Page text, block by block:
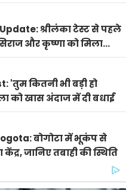
श्रीलंका टेस्ट से पहले
और कृष्णा को मिला
'तुम कितनी भी बड़ी हो
को खास अंदाज में दी बधाई
बोगोटा में भूकंप से
केंद्र, जानिए तबाही की स्थिति